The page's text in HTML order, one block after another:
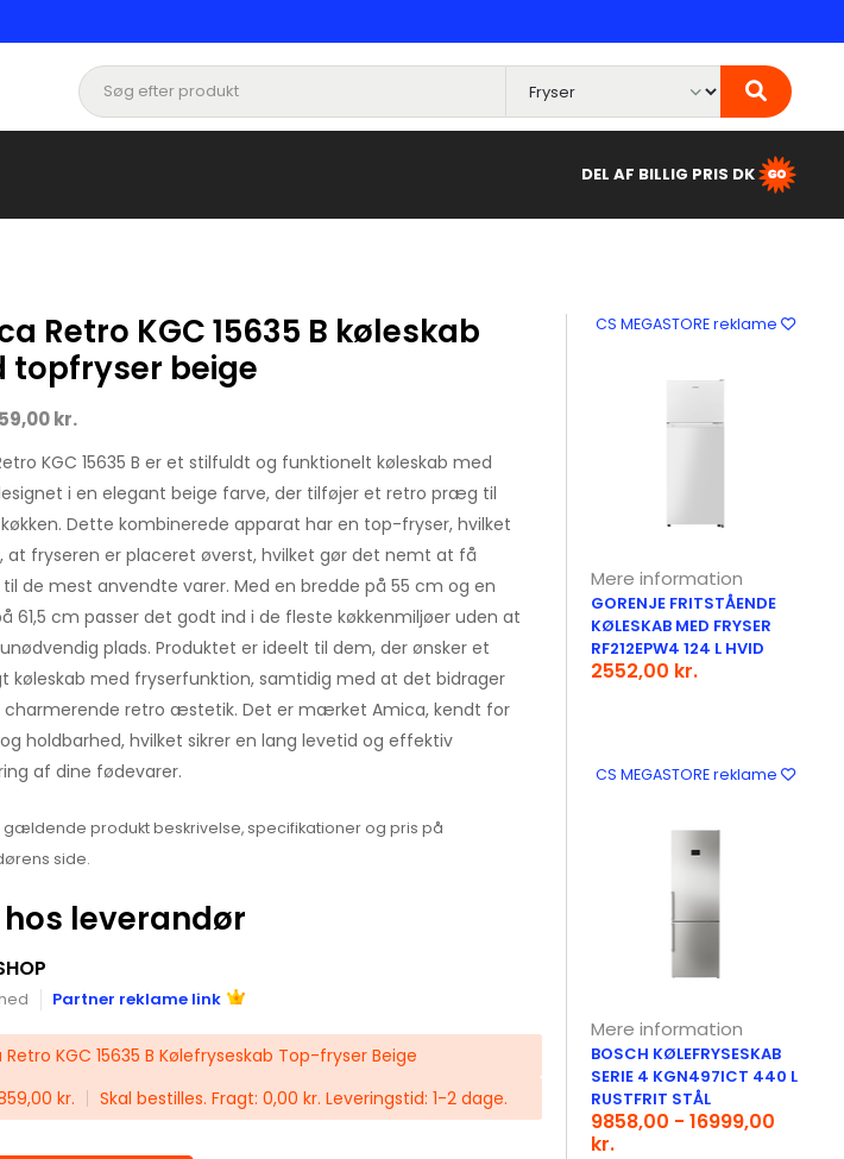
DEL AF BILLIG PRIS DK
Retro KGC 15635 B køleskab
topfryser beige
kr.
KGC 15635 B er et stilfuldt og funktionelt køleskab med
i en elegant beige farve, der tilføjer et retro præg til
Dette kombinerede apparat har en top-fryser, hvilket
at fryseren er placeret øverst, hvilket gør det nemt at få
de mest anvendte varer. Med en bredde på 55 cm og en
61,5 cm passer det godt ind i de fleste køkkenmiljøer uden at
plads. Produktet er ideelt til dem, der ønsker et
køleskab med fryserfunktion, samtidig med at det bidrager
charmerende retro æstetik. Det er mærket Amica, kendt for
holdbarhed, hvilket sikrer en lang levetid og effektiv
af dine fødevarer.
gældende produkt beskrivelse, specifikationer og pris på
side.
hos leverandør
Partner reklame link
KGC 15635 B Kølefryseskab Top-fryser Beige
kr.
Skal bestilles. Fragt: 0,00 kr. Leveringstid: 1-2 dage.
CS MEGASTORE reklame
Mere information
GORENJE FRITSTÅENDE
KØLESKAB MED FRYSER
RF212EPW4 124 L HVID
2552,00 kr.
CS MEGASTORE reklame
Mere information
BOSCH KØLEFRYSESKAB
SERIE 4 KGN497ICT 440 L
RUSTFRIT STÅL
9858,00 - 16999,00
kr.